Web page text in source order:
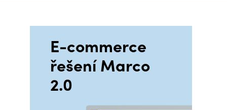
E-commerce
řešení Marco
2.0